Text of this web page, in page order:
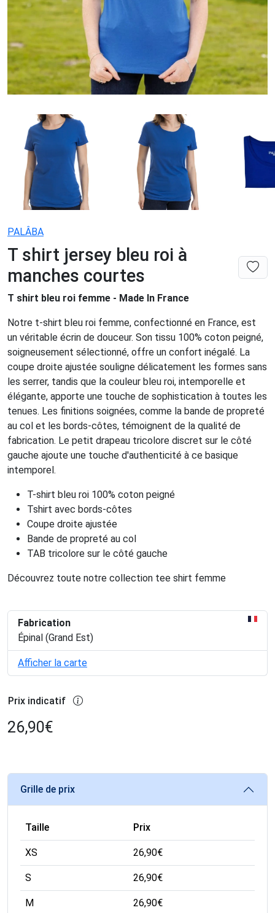
PALÂBA
T shirt jersey bleu roi à
manches courtes
T shirt bleu roi femme - Made In France
Notre t-shirt bleu roi femme, confectionné en France, est
un véritable écrin de douceur. Son tissu 100% coton peigné,
soigneusement sélectionné, offre un confort inégalé. La
coupe droite ajustée souligne délicatement les formes sans
les serrer, tandis que la couleur bleu roi, intemporelle et
élégante, apporte une touche de sophistication à toutes les
tenues. Les finitions soignées, comme la bande de propreté
au col et les bords-côtes, témoignent de la qualité de
fabrication. Le petit drapeau tricolore discret sur le côté
gauche ajoute une touche d'authenticité à ce basique
intemporel.
T-shirt bleu roi 100% coton peigné
Tshirt avec bords-côtes
Coupe droite ajustée
Bande de propreté au col
TAB tricolore sur le côté gauche
Découvrez toute notre collection tee shirt femme
Fabrication
Épinal (Grand Est)
Afficher la carte
Prix indicatif
26,90€
Grille de prix
Taille Prix
XS 26,90€
S 26,90€
M 26,90€